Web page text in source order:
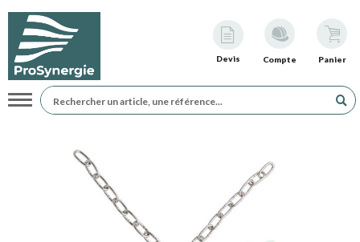
Devis Compte Panier
Navigation